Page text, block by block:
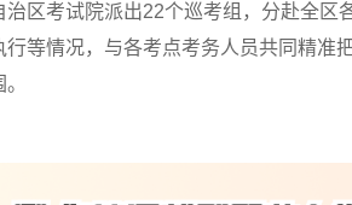
考试院派出22个巡考组，分赴全区
行等情况，与各考点考务人员共同精准